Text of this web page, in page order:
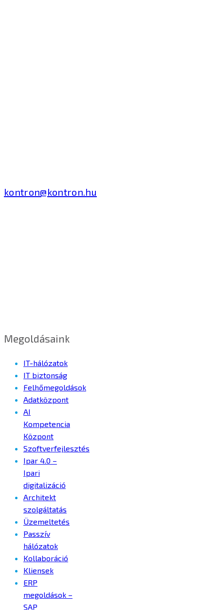
kontron@kontron.hu
Megoldásaink
IT-hálózatok
IT biztonság
Felhőmegoldások
Adatközpont
AI
Kompetencia
Központ
Szoftverfejlesztés
Ipar 4.0 –
Ipari
digitalizáció
Architekt
szolgáltatás
Üzemeltetés
Passzív
hálózatok
Kollaboráció
Kliensek
ERP
megoldások –
SAP